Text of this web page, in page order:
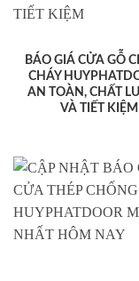
BÁO GIÁ CỬA GỖ
CHÁY
AN TOÀN, CHẤT
VÀ TIẾT KIỆM